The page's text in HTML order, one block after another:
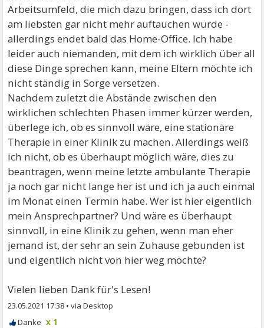
Arbeitsumfeld, die mich dazu bringen, dass ich dort
am liebsten gar nicht mehr auftauchen würde -
allerdings endet bald das Home-Office. Ich habe
leider auch niemanden, mit dem ich wirklich über all
diese Dinge sprechen kann, meine Eltern möchte ich
nicht ständig in Sorge versetzen.
Nachdem zuletzt die Abstände zwischen den
wirklichen schlechten Phasen immer kürzer werden,
überlege ich, ob es sinnvoll wäre, eine stationäre
Therapie in einer Klinik zu machen. Allerdings weiß
ich nicht, ob es überhaupt möglich wäre, dies zu
beantragen, wenn meine letzte ambulante Therapie
ja noch gar nicht lange her ist und ich ja auch einmal
im Monat einen Termin habe. Wer ist hier eigentlich
mein Ansprechpartner? Und wäre es überhaupt
sinnvoll, in eine Klinik zu gehen, wenn man eher
jemand ist, der sehr an sein Zuhause gebunden ist
und eigentlich nicht von hier weg möchte?
Vielen lieben Dank für's Lesen!
23.05.2021 17:38 •
x 1